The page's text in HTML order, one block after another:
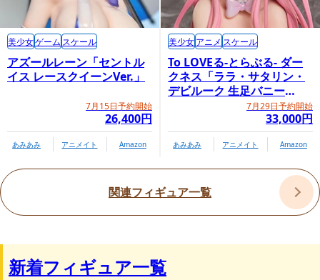
アズールレーン「セントル
イス レースクイーンVer.」
7月15日予約開始
26,400円
美少女ゲーム スケール
あみあみ アニメイト Amazon
To LOVEる-とらぶる- ダー
クネス「ララ・サタリン・
デビルーク 生足バニー
7月29日予約開始
33,000円
美少女アニメ スケール
あみあみ アニメイト Amazon
関連フィギュア一覧
新着フィギュア一覧